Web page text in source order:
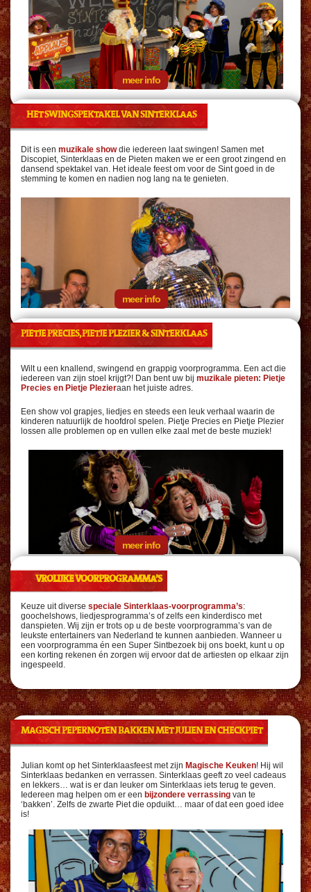
meer info
HET SWINGSPEKTAKEL VAN SINTERKLAAS
Dit is een muzikale showdie iedereen laat swingen! Samen met
Discopiet, Sinterklaas en de Pieten maken we er een groot zingend en
dansend spektakel van. Het ideale feest om voor de Sint goed in de
stemming te komen en nadien nog lang na te genieten.
meer info
PIETJE PRECIES, PIETJE PLEZIER & SINTERKLAAS
Wilt u een knallend, swingend en grappig voorprogramma. Een act die
iedereen van zijn stoel krijgt?! Dan bent uw bij muzikale pieten: Pietje
Precies en Pietje Plezieraan het juiste adres.
Een show vol grapjes, liedjes en steeds een leuk verhaal waarin de
kinderen natuurlijk de hoofdrol spelen. Pietje Precies en Pietje Plezier
lossen alle problemen op en vullen elke zaal met de beste muziek!
meer info
VROLIJKE VOORPROGRAMMA’S
Keuze uit diverse speciale Sinterklaas-voorprogramma’s:
goochelshows, liedjesprogramma’s of zelfs een kinderdisco met
danspieten. Wij zijn er trots op u de beste voorprogramma’s van de
leukste entertainers van Nederland te kunnen aanbieden. Wanneer u
een voorprogramma én een Super Sintbezoek bij ons boekt, kunt u op
een korting rekenen én zorgen wij ervoor dat de artiesten op elkaar zijn
ingespeeld.
MAGISCH PEPERNOTEN BAKKEN MET JULIEN EN CHECKPIET
Julian komt op het Sinterklaasfeest met zijn Magische Keuken! Hij wil
Sinterklaas bedanken en verrassen. Sinterklaas geeft zo veel cadeaus
en lekkers… wat is er dan leuker om Sinterklaas iets terug te geven.
Iedereen mag helpen om er een bijzondere verrassing van te
‘bakken’. Zelfs de zwarte Piet die opduikt… maar of dat een goed idee
is!